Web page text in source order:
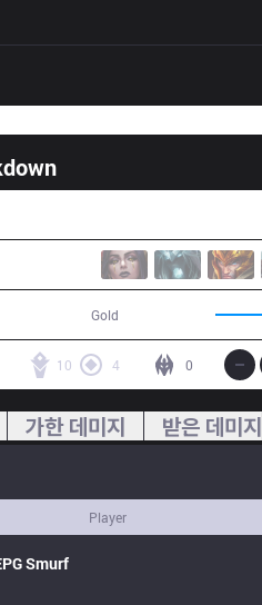
Gold
10 4 0
가한 데미지 받은 데미지
Player
Smurf